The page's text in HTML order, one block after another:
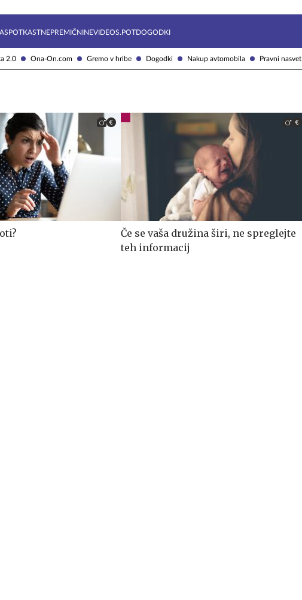
2.0 Ona-On.com Gremo v hribe Dogodki Nakup avtomobila Pravni nasvet
SPOTKASTNEPREMIČNINEVIDEOS.POTDOGODKI
Če se vaša družina širi, ne spreglejte
teh informacij